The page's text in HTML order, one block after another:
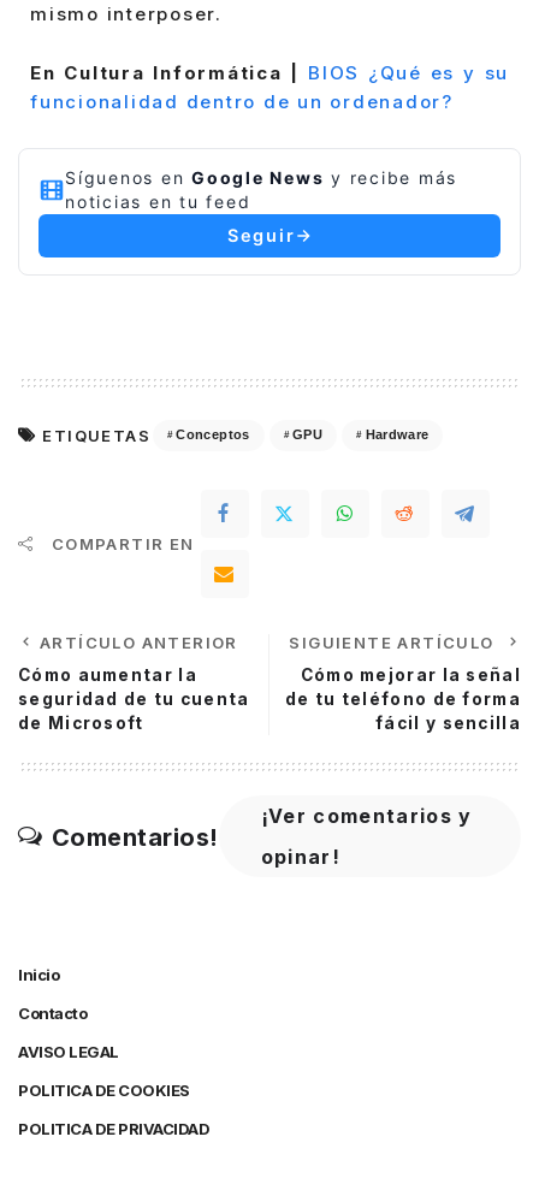
mismo interposer.
En Cultura Informática |
BIOS ¿Qué es y su
funcionalidad dentro de un ordenador?
Síguenos en Google News y recibe más
noticias en tu feed
Seguir
ETIQUETAS Conceptos GPU Hardware
COMPARTIR EN
ARTÍCULO ANTERIOR
Cómo aumentar la
seguridad de tu cuenta
de Microsoft
SIGUIENTE ARTÍCULO
Cómo mejorar la señal
de tu teléfono de forma
fácil y sencilla
Comentarios!
¡Ver comentarios y
opinar!
Inicio
Contacto
AVISO LEGAL
POLITICA DE COOKIES
POLITICA DE PRIVACIDAD